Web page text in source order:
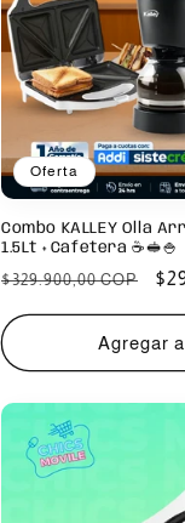
Oferta
Combo KALLEY Olla
1.5Lt + Cafetera ☕️🥪🍚
Precio
$329.900,00 COP
Agregar